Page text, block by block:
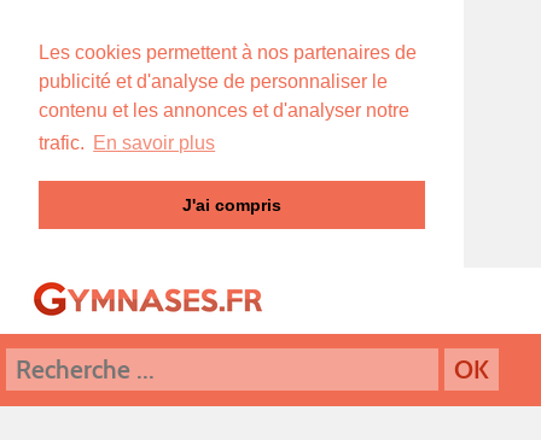
Les cookies permettent à nos partenaires de
publicité et d'analyse de personnaliser le
contenu et les annonces et d'analyser notre
trafic. En savoir plus
J'ai compris